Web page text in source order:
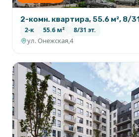
2-комн. квартира, 55.6 м², 8/
2-к 55.6 м² 8/31 эт.
ул. Онежская,4